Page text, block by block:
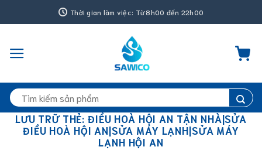
qua
dung
Thời gian làm việc: Từ 8h00 đến 22h00
Tìm
kiếm:
LƯU TRỮ THẺ:ĐIỀU HOÀ HỘI AN TẬN NHÀ|SỬA
ĐIỀU HOÀ HỘI AN|SỬA MÁY LẠNH|SỬA MÁY
LẠNH HỘI AN